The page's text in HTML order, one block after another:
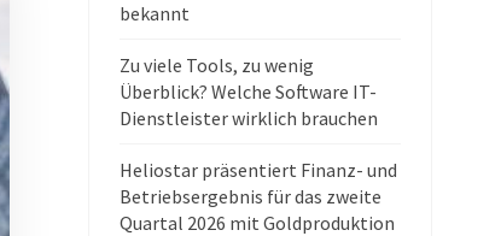
bekannt
Zu viele Tools, zu wenig
Überblick? Welche Software IT-
Dienstleister wirklich brauchen
Heliostar präsentiert Finanz- und
Betriebsergebnis für das zweite
Quartal 2026 mit Goldproduktion